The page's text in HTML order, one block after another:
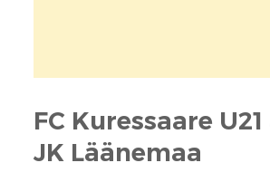
FC Kuressaare
JK Läänemaa